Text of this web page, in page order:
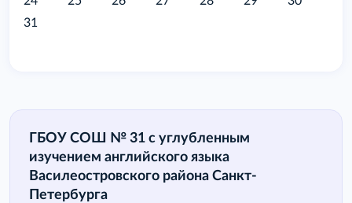
31
ГБОУ СОШ № 31 с углубленным
изучением английского языка
Василеостровского района Санкт-
Петербурга